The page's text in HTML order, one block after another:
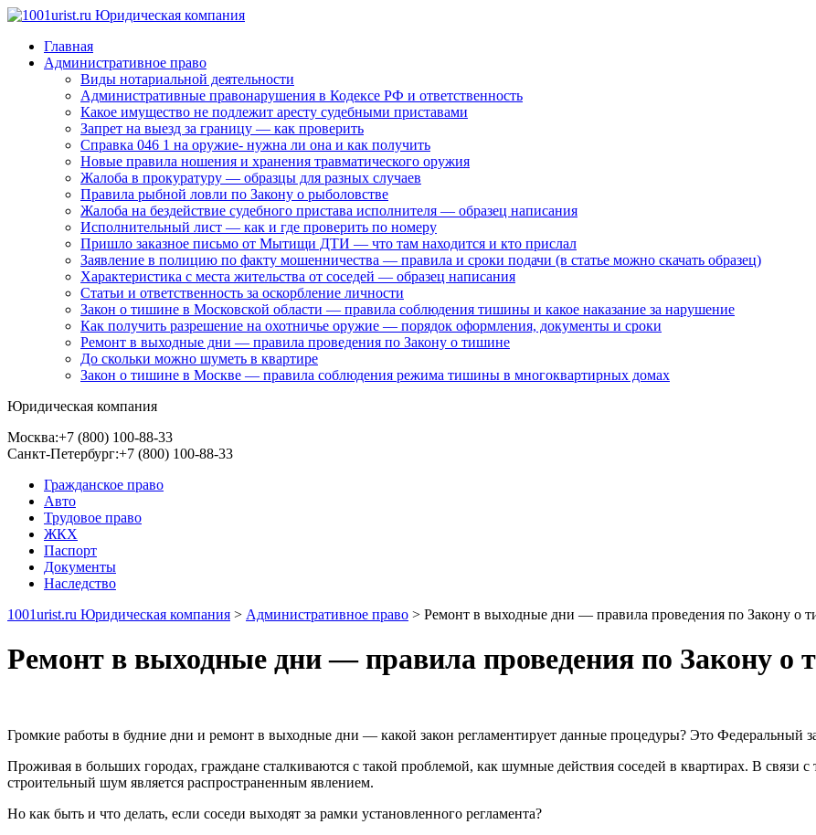
Главная
Административное право
Виды нотариальной деятельности
Административные правонарушения в Кодексе РФ и ответственность
Какое имущество не подлежит аресту судебными приставами
Запрет на выезд за границу — как проверить
Cправка 046 1 на оружие- нужна ли она и как получить
Новые правила ношения и хранения травматического оружия
Жалоба в прокуратуру — образцы для разных случаев
Правила рыбной ловли по Закону о рыболовстве
Жалоба на бездействие судебного пристава исполнителя — образец написания
Исполнительный лист — как и где проверить по номеру
Пришло заказное письмо от Мытищи ДТИ — что там находится и кто прислал
Заявление в полицию по факту мошенничества — правила и сроки подачи (в статье можно скачать образец)
Характеристика с места жительства от соседей — образец написания
Статьи и ответственность за оскорбление личности
Закон о тишине в Московской области — правила соблюдения тишины и какое наказание за нарушение
Как получить разрешение на охотничье оружие — порядок оформления, документы и сроки
Ремонт в выходные дни — правила проведения по Закону о тишине
До скольки можно шуметь в квартире
Закон о тишине в Москве — правила соблюдения режима тишины в многоквартирных домах
Юридическая компания
Москва:+7 (800) 100-88-33
Санкт-Петербург:+7 (800) 100-88-33
Гражданское право
Авто
Трудовое право
ЖКХ
Паспорт
Документы
Наследство
1001urist.ru Юридическая компания > Административное право > Ремонт в выходные дни — правила проведения по Закону о
Ремонт в выходные дни — правила проведения по Закону о
Громкие работы в будние дни и ремонт в выходные дни — какой закон регламентирует данные процедуры? Это
Проживая в больших городах, граждане сталкиваются с такой проблемой, как шумные действия соседей в квартирах. В
строительный шум является распространенным явлением.
Но как быть и что делать, если соседи выходят за рамки установленного регламента?